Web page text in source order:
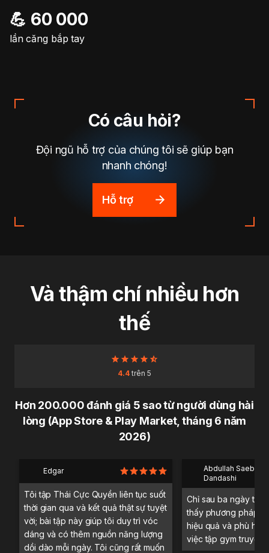
💪 60 000
lần căng bắp tay
Có câu hỏi?
Đội ngũ hỗ trợ của chúng tôi sẽ giúp bạn
nhanh chóng!
Hỗ trợ
Và thậm chí nhiều hơn
thế
4.4trên 5
Hơn 200.000 đánh giá 5 sao từ người dùng hài
lòng (App Store & Play Market, tháng 6 năm
2026)
Edgar
Tôi tập Thái Cực Quyền liên tục suốt
thời gian qua và kết quả thật sự tuyệt
vời; bài tập này giúp tôi duy trì vóc
dáng và có thêm nguồn năng lượng
dồi dào mỗi ngày. Tôi cũng rất muốn
Abdullah Saeb Al
Dandashi
Chỉ sau ba ngày trải
thấy phương pháp
hiệu quả và phù hợp
việc tập gym truyền